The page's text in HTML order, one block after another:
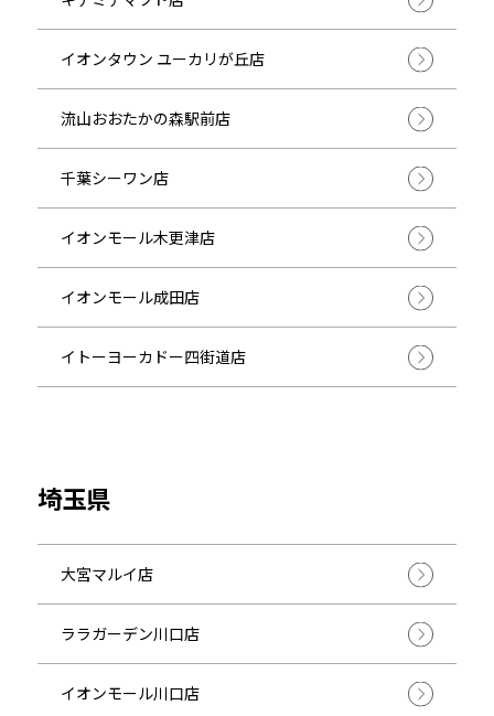
イオンタウン ユーカリが丘店
流山おおたかの森駅前店
千葉シーワン店
イオンモール木更津店
イオンモール成田店
イトーヨーカドー四街道店
埼玉県
大宮マルイ店
ララガーデン川口店
イオンモール川口店